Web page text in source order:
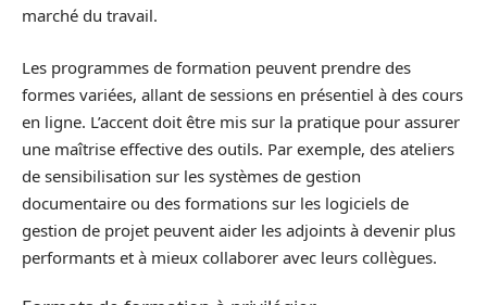
marché du travail.
Les programmes de formation peuvent prendre des
formes variées, allant de sessions en présentiel à des cours
en ligne. L’accent doit être mis sur la pratique pour assurer
une maîtrise effective des outils. Par exemple, des ateliers
de sensibilisation sur les systèmes de gestion
documentaire ou des formations sur les logiciels de
gestion de projet peuvent aider les adjoints à devenir plus
performants et à mieux collaborer avec leurs collègues.